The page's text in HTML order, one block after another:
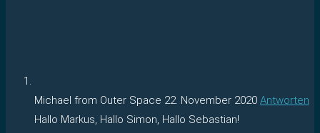
Michael from Outer Space 22. November 2020 Antworten
Hallo Markus, Hallo Simon, Hallo Sebastian!